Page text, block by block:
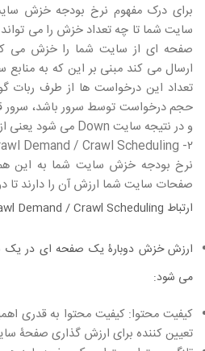
برای درک مفهوم نرخ بودجه خزش
سایت شما تا چه تعداد خزش را می
صفحه ای از سایت شما را خزش می
ارسال می کند مبنی بر این که به
تعداد این درخواست ها از طرف
حجم درخواست توسط سرور باشد، سرور
و در نتیجه سایت Down می شود یعنی از کار می افتد.
۲- Crawl Demand / Crawl Scheduling
نرخ بودجه خزش سایت شما به این
صفحات سایت شما ارزش آن را دارند تا
ارتباط Crawl Demand / Crawl Scheduling با نرخ خزش
ارزش خزش دوبارۀ یک صفحه ای در یک
می شود:
کیفیت محتوا: کیفیت محتوا به قدری
تعیین کننده برای ارزش گذاری صفحۀ